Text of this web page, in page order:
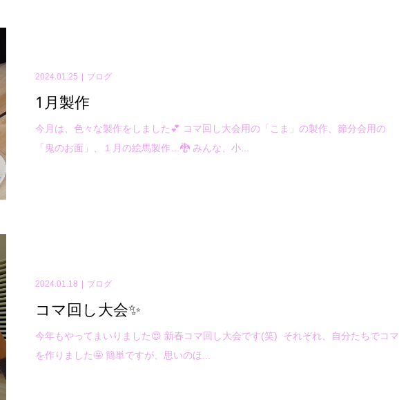
2024.01.25 ブログ
1月製作
今月は、色々な製作をしました💕 コマ回し大会用の「こま」の製作、節分会用の
「鬼のお面」、１月の絵馬製作…🐉 みんな、小...
2024.01.18 ブログ
コマ回し大会✨
今年もやってまいりました😍 新春コマ回し大会です(笑) それぞれ、自分たちでコマ
を作りました🤩 簡単ですが、思いのほ...